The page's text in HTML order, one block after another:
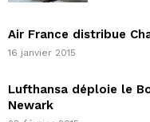
Air France distribue
16 janvier 2015
Lufthansa déploie le
Newark